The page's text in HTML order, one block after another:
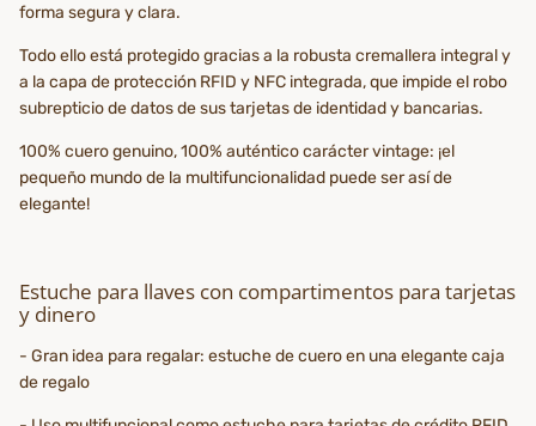
forma segura y clara.
Todo ello está protegido gracias a la robusta cremallera integral y
a la capa de protección RFID y NFC integrada, que impide el robo
subrepticio de datos de sus tarjetas de identidad y bancarias.
100% cuero genuino, 100% auténtico carácter vintage: ¡el
pequeño mundo de la multifuncionalidad puede ser así de
elegante!
Estuche para llaves con compartimentos para tarjetas
y dinero
- Gran idea para regalar: estuche de cuero en una elegante caja
de regalo